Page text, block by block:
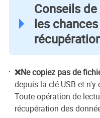
Conseils
les
❌Ne copiez pas de
depuis la clé USB et
Toute opération de
récupération des